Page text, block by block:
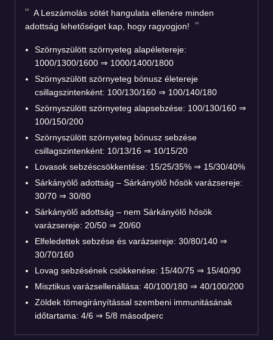
A Leszámolás sötét hangulata ellenére minden
adottság lehetőséget kap, hogy ragyogjon!
Szörnyszülött szörnyeteg alapéletereje:
1000/1300/1600 ⇒ 1000/1400/1800
Szörnyszülött szörnyeteg bónusz életereje
csillagszintenként: 100/130/160 ⇒ 100/140/180
Szörnyszülött szörnyeteg alapsebzése: 100/130/160 ⇒
100/150/200
Szörnyszülött szörnyeteg bónusz sebzése
csillagszintenként: 10/13/16 ⇒ 10/15/20
Lovasok sebzéscsökkentése: 15/25/35% ⇒ 15/30/40%
Sárkányölő adottság – Sárkányölő hősök varázsereje:
30/70 ⇒ 30/80
Sárkányölő adottság – nem Sárkányölő hősök
varázsereje: 20/50 ⇒ 20/60
Elfeledettek sebzése és varázsereje: 30/80/140 ⇒
30/70/160
Lovag sebzésének csökkenése: 15/40/75 ⇒ 15/40/90
Misztikus varázsellenállása: 40/100/180 ⇒ 40/100/200
Zöldek tömegirányítással szembeni immunitásának
időtartama: 4/6 ⇒ 5/8 másodperc